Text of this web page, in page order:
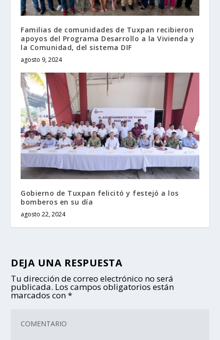
Familias de comunidades de Tuxpan recibieron
apoyos del Programa Desarrollo a la Vivienda y
la Comunidad, del sistema DIF
agosto 9, 2024
Gobierno de Tuxpan felicitó y festejó a los
bomberos en su día
agosto 22, 2024
DEJA UNA RESPUESTA
Tu dirección de correo electrónico no será
publicada. Los campos obligatorios están
marcados con*